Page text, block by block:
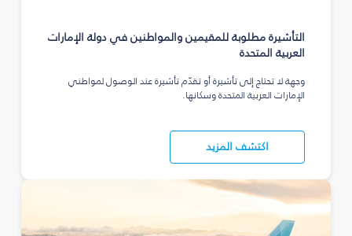
التأشيرة مطلوبة للمقيمين والمواطنين في دولة الإمارات
العربية المتحدة
وجهة لا تحتاج إلى تأشيرة أو تقدّم تأشيرة عند الوصول لمواطني
الإمارات العربية المتحدة وسكانها.
اكتشف المزيد